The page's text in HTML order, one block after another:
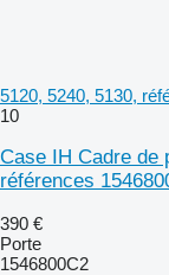
5120, 5240, 5130,
10
Case IH Cadre de
références
390 €
Porte
1546800C2